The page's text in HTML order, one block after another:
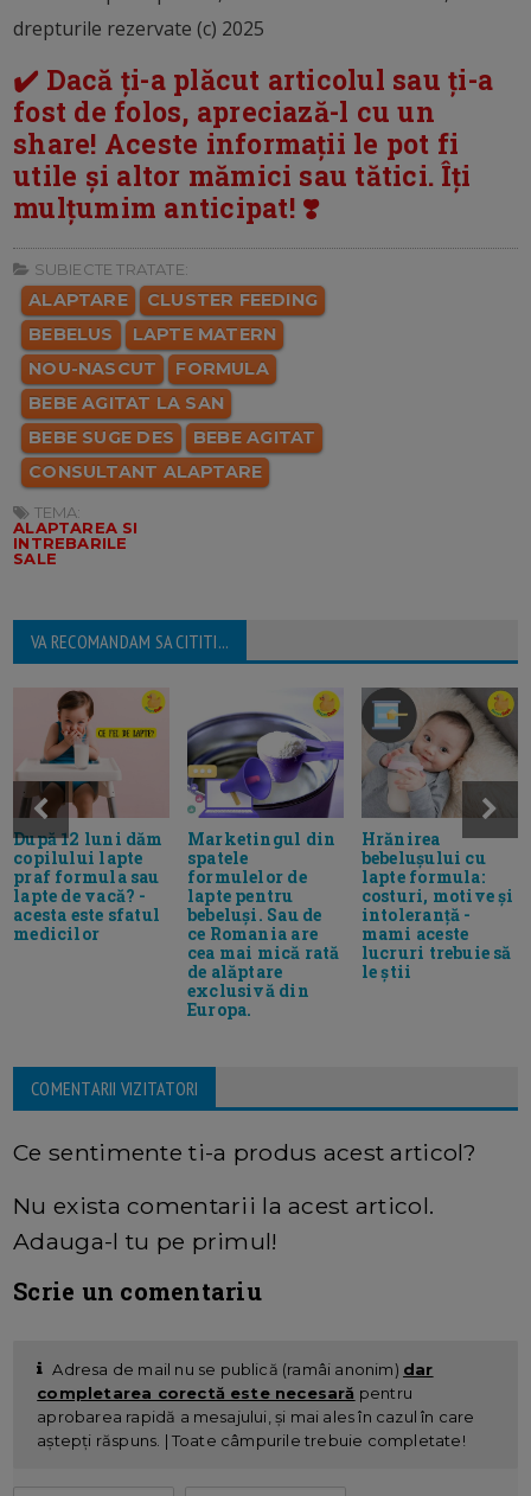
drepturile rezervate (c) 2025
✔️ Dacă ți-a plăcut articolul sau ți-a
fost de folos, apreciază-l cu un
share! Aceste informații le pot fi
utile și altor mămici sau tătici. Îți
mulțumim anticipat! ❣️
SUBIECTE TRATATE:
ALAPTARE
CLUSTER FEEDING
BEBELUS
LAPTE MATERN
NOU-NASCUT
FORMULA
BEBE AGITAT LA SAN
BEBE SUGE DES
BEBE AGITAT
CONSULTANT ALAPTARE
TEMA:
ALAPTAREA SI
INTREBARILE
SALE
VA RECOMANDAM SA CITITI...
După 12 luni dăm
copilului lapte
praf formula sau
lapte de vacă? -
acesta este sfatul
medicilor
Marketingul din
spatele
formulelor de
lapte pentru
bebeluși. Sau de
ce Romania are
cea mai mică rată
de alăptare
exclusivă din
Europa.
Hrănirea
bebelușului cu
lapte formula:
costuri, motive și
intoleranță -
mami aceste
lucruri trebuie să
le știi
COMENTARII VIZITATORI
Ce sentimente ti-a produs acest articol?
Nu exista comentarii la acest articol.
Adauga-l tu pe primul!
Scrie un comentariu
Adresa de mail nu se publică (ramâi anonim) dar
completarea corectă este necesară pentru
aprobarea rapidă a mesajului, și mai ales în cazul în care
aștepți răspuns. | Toate câmpurile trebuie completate!